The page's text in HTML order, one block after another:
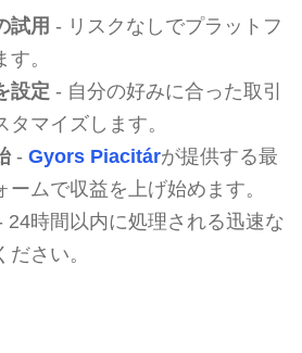
試用 - リスクなしでプラットフ
。
設定 - 自分の好みに合った取引
マイズします。
- Gyors Piacitárが提供する最
ームで収益を上げ始めます。
24時間以内に処理される迅速な
さい。